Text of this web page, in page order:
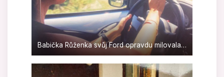
Babička Růženka svůj Ford opravdu milovala…